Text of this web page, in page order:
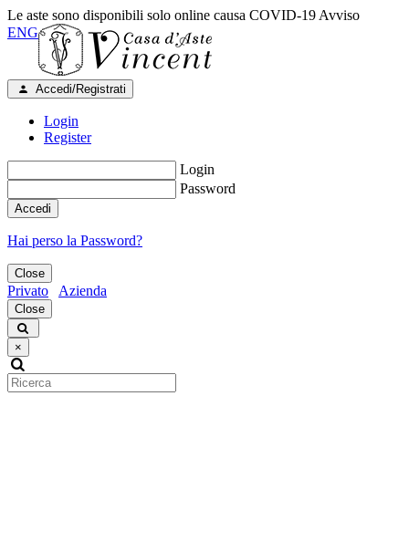
Le aste sono disponibili solo online causa COVID-19 Avviso
ENG
Accedi/Registrati
Login
Register
Login
Password
Accedi
Hai perso la Password?
Close
Privato Azienda
Close
×